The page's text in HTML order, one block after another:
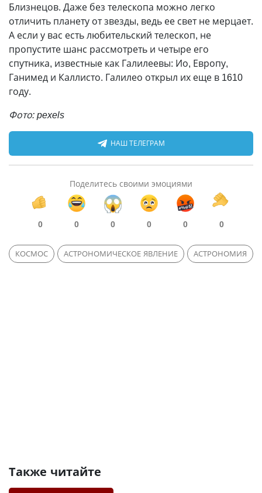
Близнецов. Даже без телескопа можно легко
отличить планету от звезды, ведь ее свет не мерцает.
А если у вас есть любительский телескоп, не
пропустите шанс рассмотреть и четыре его
спутника, известные как Галилеевы: Ио, Европу,
Ганимед и Каллисто. Галилео открыл их еще в 1610
году.
Фото: pexels
НАШ ТЕЛЕГРАМ
Поделитесь своими эмоциями
0 0 0 0 0 0
КОСМОС АСТРОНОМИЧЕСКОЕ ЯВЛЕНИЕ АСТРОНОМИЯ
Также читайте